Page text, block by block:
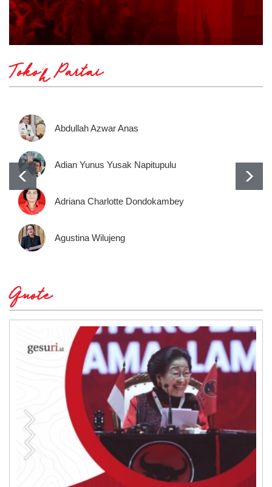
Tokoh Partai
Abdullah Azwar Anas
Adian Yunus Yusak Napitupulu
Adriana Charlotte Dondokambey
Agustina Wilujeng
Quote